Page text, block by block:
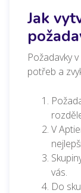
Jak
Požadavky
potřeb a
V
vás.
Do